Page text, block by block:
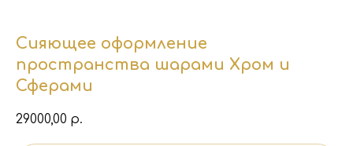
Сияющее оформление
пространства шарами Хром и
Сферами
29000,00 р.